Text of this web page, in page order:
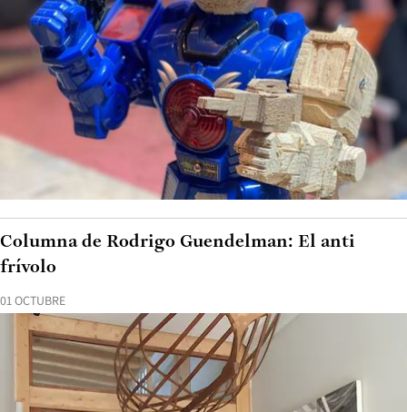
01 OCTUBRE
Columna de Rodrigo Guendelman: El anti
frívolo